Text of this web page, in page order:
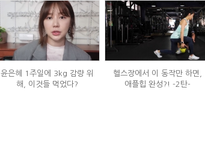
윤은혜 1주일에 3kg 감량 위
해, 이것들 먹었다?
헬스장에서 이 동작만 하면,
애플힙 완성?! -2탄-